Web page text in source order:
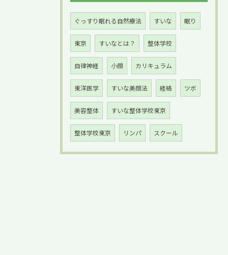
ぐっすり眠れる自然療法 すいな 眠り
東京 すいなとは？ 整体学校
自律神経 小顔 カリキュラム
東洋医学 すいな美顔法 経絡 ツボ
美容整体 すいな整体学校東京
整体学校東京 リンパ スクール